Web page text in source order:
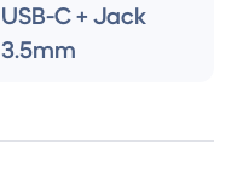
USB-C + Jack
3.5mm